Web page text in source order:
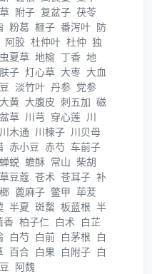
附子 复盆子 茯苓
粉葛 榧子 番泻叶 防
阿胶 杜仲叶 杜仲 独
夏草 地榆 丁香 地
子 灯心草 大枣 大血
淡竹叶 丹参 党参
大黄 大腹皮 刺五加 磁
草 川芎 穿心莲 川
川木通 川楝子 川贝母
赤小豆 赤芍 车前子
蝉蜕 蟾酥 常山 柴胡
草豆蔻 苍术 苍耳子 补
蓖麻子 鳖甲 荜茇
半夏 斑蝥 板蓝根 半
香 柏子仁 白术 白芷
白芍 白前 白茅根 白
百合 白果 白附子 白
阿魏